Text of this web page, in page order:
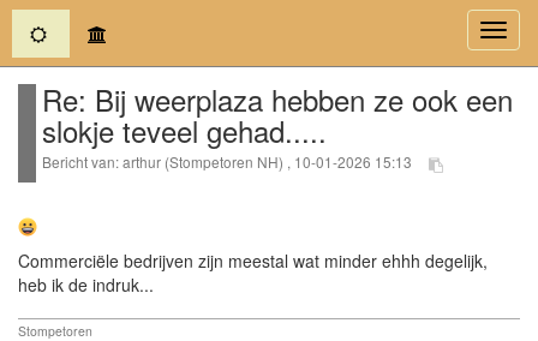
(current)
Re: Bij weerplaza hebben ze ook een
slokje teveel gehad.....
Bericht van: arthur (Stompetoren NH) , 10-01-2026 15:13
Commerciële bedrijven zijn meestal wat minder ehhh degelijk,
heb ik de indruk...
Stompetoren